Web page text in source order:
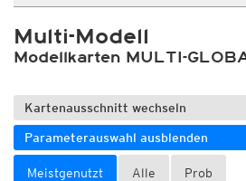
Multi-Modell
Modellkarten MULTI-
Kartenausschnitt wechseln
Parameterauswahl ausblenden
Meistgenutzt Alle Prob